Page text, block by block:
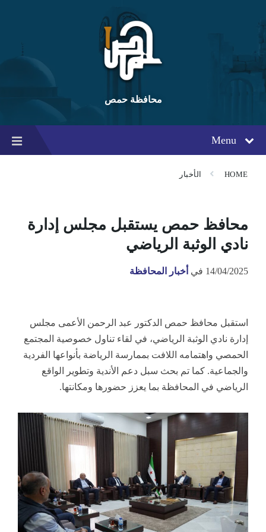
content
main
navigation
footer
محافظة حمص
Menu
HOME الأخبار
محافظ حمص يستقبل مجلس إدارة
نادي الوثبة الرياضي
14/04/2025 في أخبار المحافظة
استقبل محافظ حمص الدكتور عبد الرحمن الأعمى مجلس
إدارة نادي الوثبة الرياضي، في لقاء تناول خصوصية المجتمع
الحمصي واهتمامه اللافت بممارسة الرياضة بأنواعها الفردية
والجماعية. كما تم بحث سبل دعم الأندية وتطوير الواقع
الرياضي في المحافظة بما يعزز حضورها ومكانتها.